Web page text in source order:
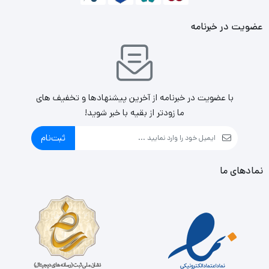
رسد. این کاهش دما کمک می‌کند تا مواد غذایی به سرعت سرد
و یا فریز شوند، تازگی آنها باقی بماند و ارزش غذایی آنها حفظ
فریزر رسیدند مجددا تنظیمات دمای بخش یخچال وز یا فریزر به
حالت قبل بر می گردد. این دو ویژگی تاثیر بسزایی در کاهش
مصرف انرژی دارند.
عضویت در خبرنامه
با عضویت در خبرنامه از آخرین پیشنهادها و تخفیف های
ما زودتر از بقیه با خبر شوید!
ثبت‌نام
نمادهای ما